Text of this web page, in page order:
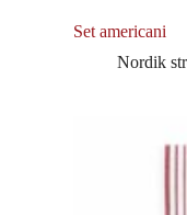
Set americani
Nordik